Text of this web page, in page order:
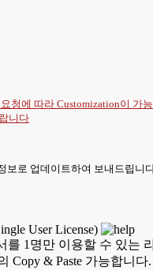
청에 따라 Customization이 가
니다
보로 업데이트하여 보내드립니
User License)
를 1명만 이용할 수 있는
Copy & Paste 가능합니다